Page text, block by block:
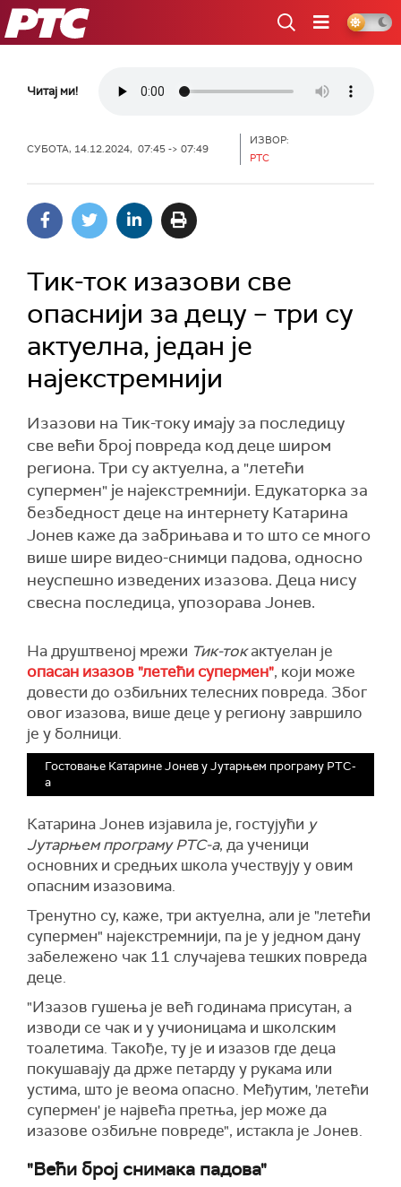
РТС
Читај ми!
СУБОТА, 14.12.2024, 07:45 -> 07:49
ИЗВОР:
РТС
Тик-ток изазови све
опаснији за децу – три су
актуелна, један је
најекстремнији
Изазови на Тик-току имају за последицу
све већи број повреда код деце широм
региона. Три су актуелна, a "летећи
супермен" je најекстремнији. Едукаторка за
безбедност деце на интернету Катарина
Јонев каже да забрињава и то што се много
више шире видео-снимци падова, односно
неуспешно изведених изазова. Деца нису
свесна последица, упозорава Јонев.
На друштвеној мрежи Тик-токактуелан је
опасан изазов "летећи супермен", који може
довести до озбиљних телесних повреда. Због
овог изазова, више деце у региону завршило
је у болници.
Гостовање Катарине Јонев у Јутарњем програму РТС-
а
Катарина Јонев изјавила је, гостујући у
Јутарњем програму РТС-а, да ученици
основних и средњих школа учествују у овим
опасним изазовима.
Тренутно су, каже, три актуелна, али је "летећи
супермен" најекстремнији, па је у једном дану
забележено чак 11 случајева тешких повреда
деце.
"Изазов гушења је већ годинама присутан, а
изводи се чак и у учионицама и школским
тоалетима. Такође, ту је и изазов где деца
покушавају да држе петарду у рукама или
устима, што је веома опасно. Међутим, 'летећи
супермен' је највећа претња, јер може да
изазове озбиљне повреде", истакла је Јонев.
"Већи број снимака падова"